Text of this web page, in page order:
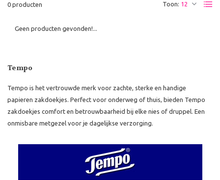
0 producten Toon:
Geen producten gevonden!...
Tempo
Tempo is het vertrouwde merk voor zachte, sterke en handige
papieren zakdoekjes. Perfect voor onderweg of thuis, bieden Tempo
zakdoekjes comfort en betrouwbaarheid bij elke nies of druppel. Een
onmisbare metgezel voor je dagelijkse verzorging.